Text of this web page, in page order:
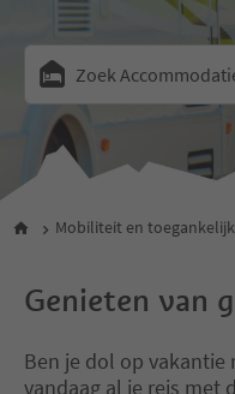
Zoek
Mobiliteit en
Genieten van
Ben je dol op vakantie
vandaag al je reis met